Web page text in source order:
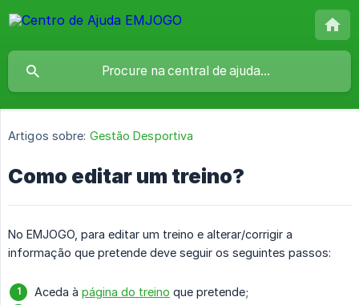
Artigos sobre: Gestão Desportiva
Como editar um treino?
No EMJOGO, para editar um treino e alterar/corrigir a
informação que pretende deve seguir os seguintes passos:
Aceda à página do treino que pretende;